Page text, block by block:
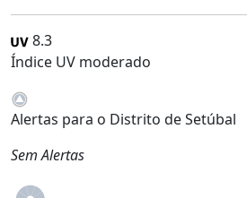
8.3
Índice UV moderado
Alertas para o Distrito de Setúbal
Sem Alertas